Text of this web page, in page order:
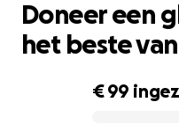
€ 99
Doneer een
het beste